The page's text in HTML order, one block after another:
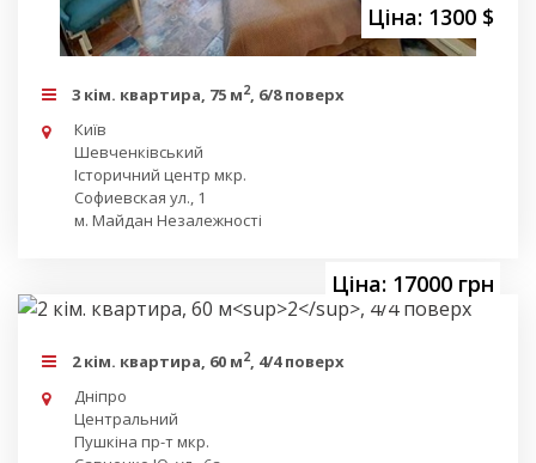
Ціна: 1300 $
3 кім. квартира, 75 м2, 6/8 поверх
Київ
Шевченківський
Історичний центр мкр.
Софиевская ул., 1
м. Майдан Незалежності
Ціна: 17000 грн
2 кім. квартира, 60 м2, 4/4 поверх
Дніпро
Центральний
Пушкіна пр-т мкр.